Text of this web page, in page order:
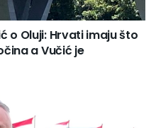
o Oluji: Hrvati imaju što
a Vučić je